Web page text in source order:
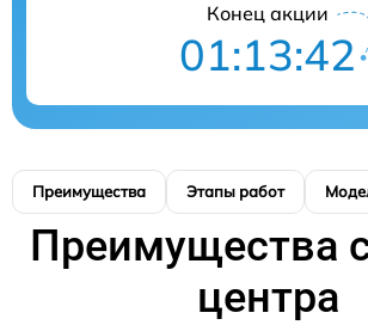
Конец акции
01:13:41
Преимущества Этапы работ
Преимущества
центра